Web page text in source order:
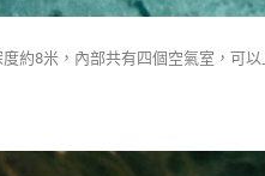
約8米，內部共有四個空氣室，可